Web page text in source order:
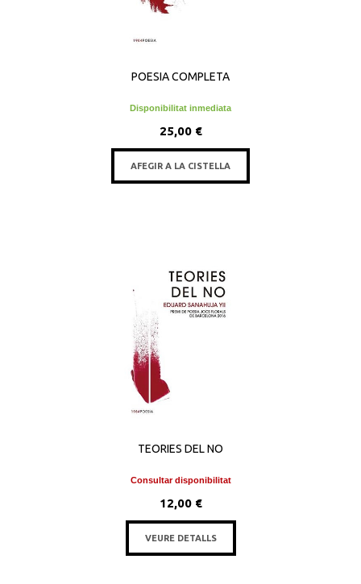
POESIA COMPLETA
Disponibilitat inmediata
25,00 €
AFEGIR A LA CISTELLA
TEORIES DEL NO
Consultar disponibilitat
12,00 €
VEURE DETALLS